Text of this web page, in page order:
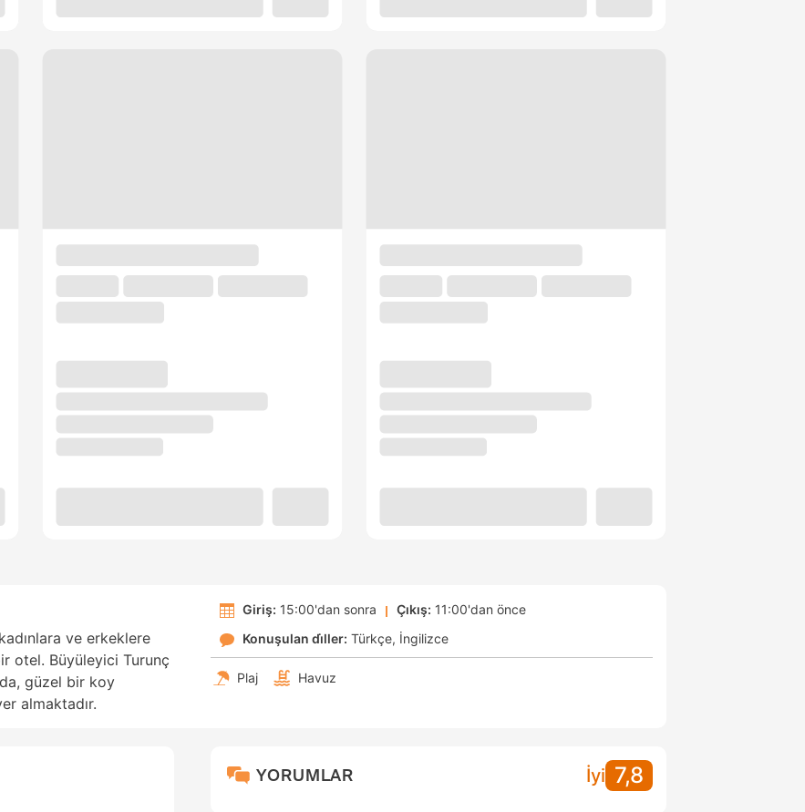
ve erkeklere
otel. Büyüleyici Turunç
güzel bir koy
almaktadır.
Giriş: 15:00'dan sonra Çıkış: 11:00'dan önce
Konuşulan di̇ller: Türkçe İngilizce
Plaj Havuz
YORUMLAR İyi 7,8